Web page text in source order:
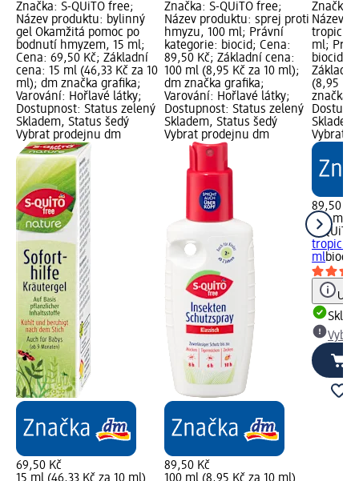
Značka: S-QUiTO free;
Název produktu: bylinný
gel Okamžitá pomoc po
bodnutí hmyzem, 15 ml;
Cena: 69,50 Kč; Základní
cena: 15 ml (46,33 Kč za 10
ml); dm značka grafika;
Varování: Hořlavé látky;
Dostupnost: Status zelený
Skladem, Status šedý
Vybrat prodejnu dm
69,50 Kč
Značka: S-QUiTO free;
Název produktu: sprej proti
hmyzu, 100 ml; Právní
kategorie: biocid; Cena:
89,50 Kč; Základní cena:
100 ml (8,95 Kč za 10 ml);
dm značka grafika;
Varování: Hořlavé látky;
Dostupnost: Status zelený
Skladem, Status šedý
Vybrat prodejnu dm
89,50 Kč
Značka:
Název
ml;
biocid;
(8,95 Kč
značka
Vybrat
89,50 Kč
100 ml
S-
mlbiocid